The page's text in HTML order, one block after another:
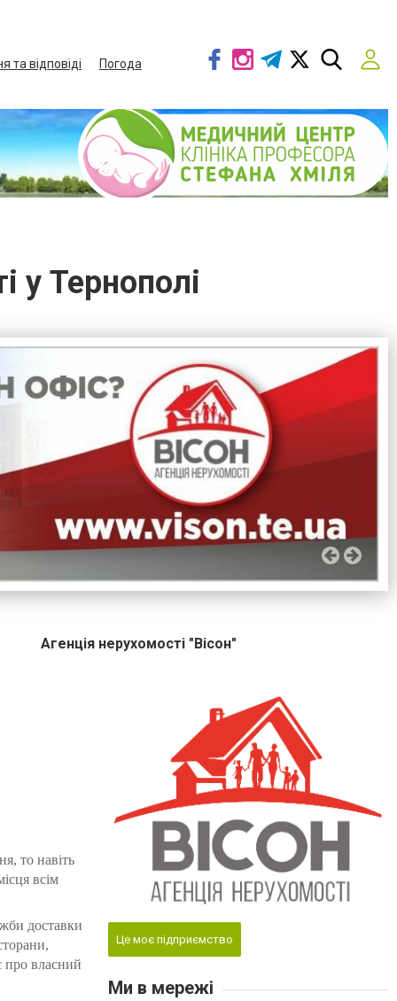
та відповіді
Погода
у Тернополі
Агенція нерухомості "Вісон"
то навіть
всім
доставки
про власний
Це моє підприємство
Ми в мережі